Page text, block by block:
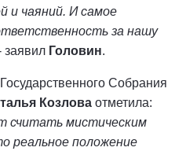
и чаяний. И самое
за нашу
заявил Головин.
Собрания
Козлова отметила:
считать мистическим
реальное положение